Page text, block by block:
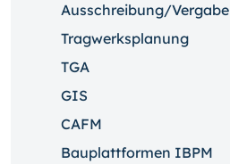
Ausschreibung/Vergabe
Tragwerksplanung
TGA
GIS
CAFM
Bauplattformen IBPM